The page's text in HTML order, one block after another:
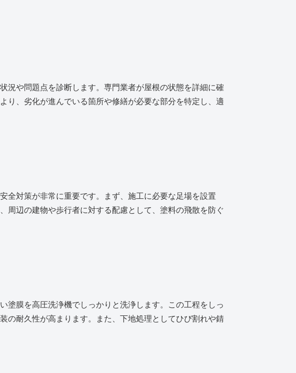
況や問題点を診断します。専門業者が屋根の状態を詳細に確
り、劣化が進んでいる箇所や修繕が必要な部分を特定し、適
全対策が非常に重要です。まず、施工に必要な足場を設置
周辺の建物や歩行者に対する配慮として、塗料の飛散を防ぐ
塗膜を高圧洗浄機でしっかりと洗浄します。この工程をしっ
の耐久性が高まります。また、下地処理としてひび割れや錆